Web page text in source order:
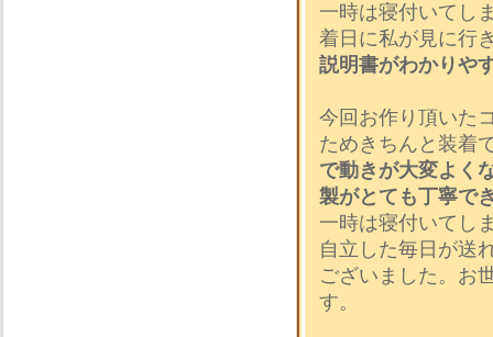
一時は寝付いてし
着日に私が見に行
説明書がわかりや
今回お作り頂いた
ためきちんと装着
で動きが大変よく
製がとても丁寧で
一時は寝付いてし
自立した毎日が送
ございました。お
す。